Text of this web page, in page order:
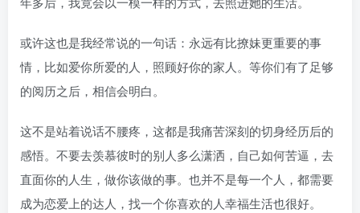
或许这也是我经常说的一句话：永远有比撩妹更重要的事
情，比如爱你所爱的人，照顾好你的家人。等你们有了足够
的阅历之后，相信会明白。
这不是站着说话不腰疼，这都是我痛苦深刻的切身经历后的
感悟。不要去羡慕彼时的别人多么潇洒，自己如何苦逼，去
直面你的人生，做你该做的事。也并不是每一个人，都需要
成为恋爱上的达人，找一个你喜欢的人幸福生活也很好。